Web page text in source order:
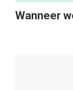
Wanneer